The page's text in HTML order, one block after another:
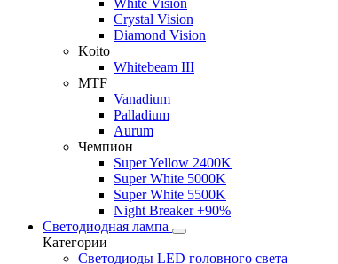
White Vision
Crystal Vision
Diamond Vision
Koito
Whitebeam III
MTF
Vanadium
Palladium
Aurum
Чемпион
Super Yellow 2400K
Super White 5000K
Super White 5500K
Night Breaker +90%
Светодиодная лампа
Категории
Светодиоды LED головного света